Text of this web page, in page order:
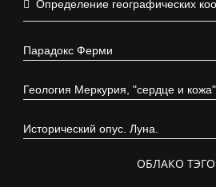
Определение географических
Парадокс Ферми
Геология Меркурия, "сердце и кожа"
Исторический опус. Луна.
ОБЛАКО